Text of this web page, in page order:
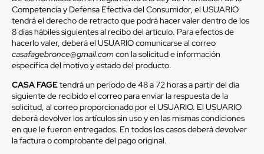
Competencia y Defensa Efectiva del Consumidor, el USUARIO
tendrá el derecho de retracto que podrá hacer valer dentro de los
8 días hábiles siguientes al recibo del artículo. Para efectos de
hacerlo valer, deberá el USUARIO comunicarse al correo
casafagebronce@gmail.comcon la solicitud e información
específica del motivo y estado del producto.
CASA FAGEtendrá un periodo de 48 a 72 horas a partir del día
siguiente de recibido el correo para enviar la respuesta de la
solicitud, al correo proporcionado por el USUARIO. El USUARIO
deberá devolver los artículos sin uso y en las mismas condiciones
en que le fueron entregados. En todos los casos deberá devolver
la factura o comprobante del pago original.